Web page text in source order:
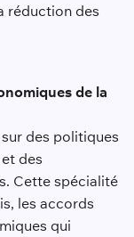
réduction des
de la
des politiques
des
Cette spécialité
les accords
qui